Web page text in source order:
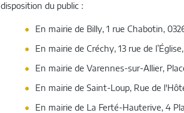
disposition du public :
En mairie de Billy, 1 rue Chabotin,
En mairie de Créchy, 13 rue de
En mairie de Varennes-sur-Allier,
En mairie de Saint-Loup, Rue de
En mairie de La Ferté-Hauterive, 4